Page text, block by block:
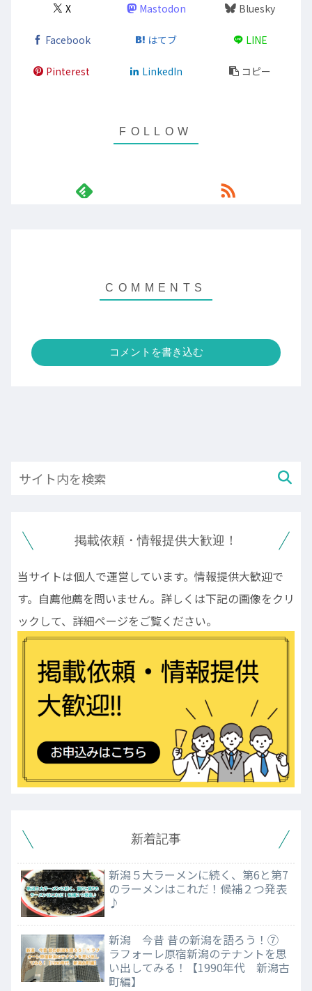
X Mastodon Bluesky
Facebook はてブ LINE
Pinterest LinkedIn コピー
コメントを書き込む
掲載依頼・情報提供大歓迎！
当サイトは個人で運営しています。情報提供大歓迎で
す。自薦他薦を問いません。詳しくは下記の画像をクリ
ックして、詳細ページをご覧ください。
新着記事
新潟５大ラーメンに続く、第6と第7
のラーメンはこれだ！候補２つ発表
♪
新潟 今昔 昔の新潟を語ろう！⑦
ラフォーレ原宿新潟のテナントを思
い出してみる！【1990年代 新潟古
町編】